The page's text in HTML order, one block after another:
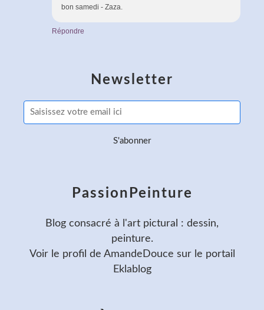
bon samedi - Zaza.
Répondre
Newsletter
PassionPeinture
Blog consacré à l'art pictural : dessin,
peinture.
Voir le profil de AmandeDouce sur le portail
Eklablog